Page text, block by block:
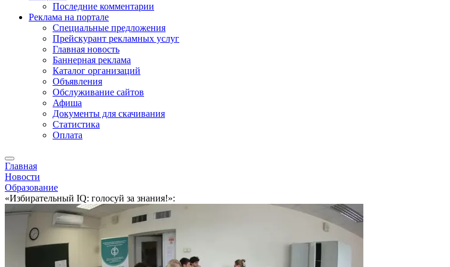
Последние комментарии
Реклама на портале
Специальные предложения
Прейскурант рекламных услуг
Главная новость
Баннерная реклама
Каталог организаций
Объявления
Обслуживание сайтов
Афиша
Документы для скачивания
Статистика
Оплата
Главная
Новости
Образование
«Избирательный IQ: голосуй за знания!»: